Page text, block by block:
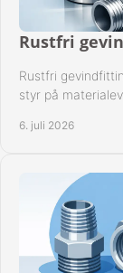
Rustfri
Rustfri
styr på
6. juli 2026